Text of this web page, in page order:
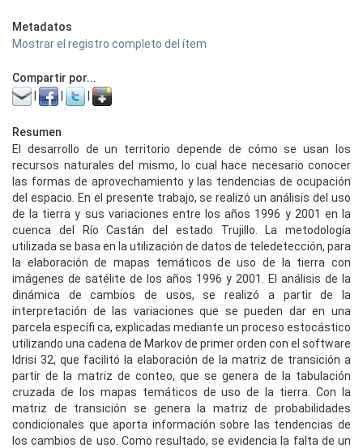
Metadatos
Mostrar el registro completo del ítem
Compartir por...
Resumen
El desarrollo de un territorio depende de cómo se usan los
recursos naturales del mismo, lo cual hace necesario conocer
las formas de aprovechamiento y las tendencias de ocupación
del espacio. En el presente trabajo, se realizó un análisis del uso
de la tierra y sus variaciones entre los años 1996 y 2001 en la
cuenca del Río Castán del estado Trujillo. La metodología
utilizada se basa en la utilización de datos de teledetección, para
la elaboración de mapas temáticos de uso de la tierra con
imágenes de satélite de los años 1996 y 2001. El análisis de la
dinámica de cambios de usos, se realizó a partir de la
interpretación de las variaciones que se pueden dar en una
parcela específi ca, explicadas mediante un proceso estocástico
utilizando una cadena de Markov de primer orden con el software
Idrisi 32, que facilitó la elaboración de la matriz de transición a
partir de la matriz de conteo, que se genera de la tabulación
cruzada de los mapas temáticos de uso de la tierra. Con la
matriz de transición se genera la matriz de probabilidades
condicionales que aporta información sobre las tendencias de
los cambios de uso. Como resultado, se evidencia la falta de un